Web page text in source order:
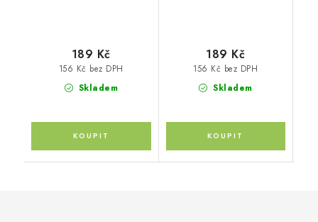
Skladem
156 Kč bez DPH
189 Kč
Skladem
156 Kč bez DPH
189 Kč